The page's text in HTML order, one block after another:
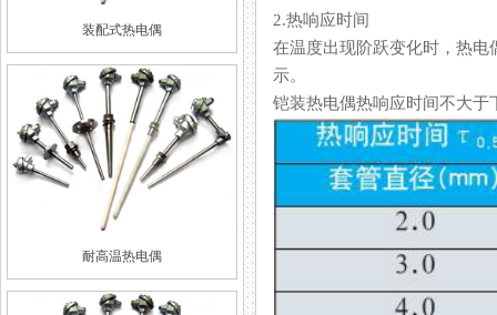
装配式热电偶
耐高温热电偶
2.热响应时间
在温度出现阶跃变化时，热
示。
铠装热电偶热响应时间不大于